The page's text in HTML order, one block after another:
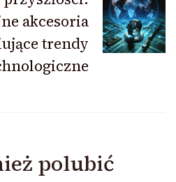
akcesoria
trendy
polubić